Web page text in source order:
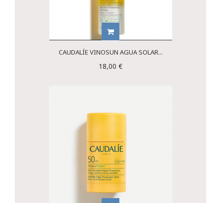
CAUDALÍE VINOSUN AGUA SOLAR...
18,00 €